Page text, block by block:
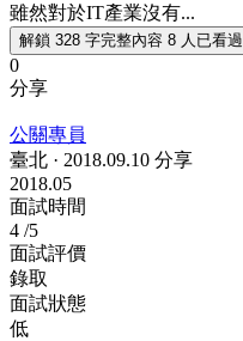
雖然對於IT產業沒有...
解鎖 328 字完整內容 8 人已看過
0
分享
公關專員
臺北 · 2018.09.10 分享
2018.05
面試時間
4 /5
面試評價
錄取
面試狀態
低